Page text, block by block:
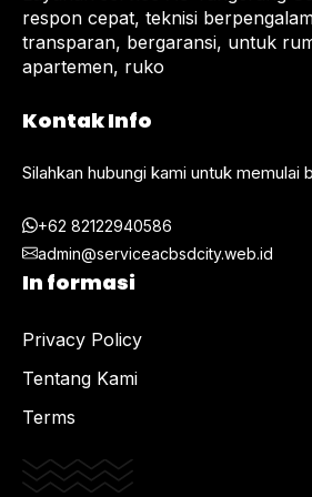
respon cepat, teknisi
transparan, bergaransi, untuk
apartemen, ruko
Kontak Info
Silahkan hubungi kami untuk memulai
+62 82122940586
admin@serviceacbsdcity.web.id
In formasi
Privacy Policy
Tentang Kami
Terms